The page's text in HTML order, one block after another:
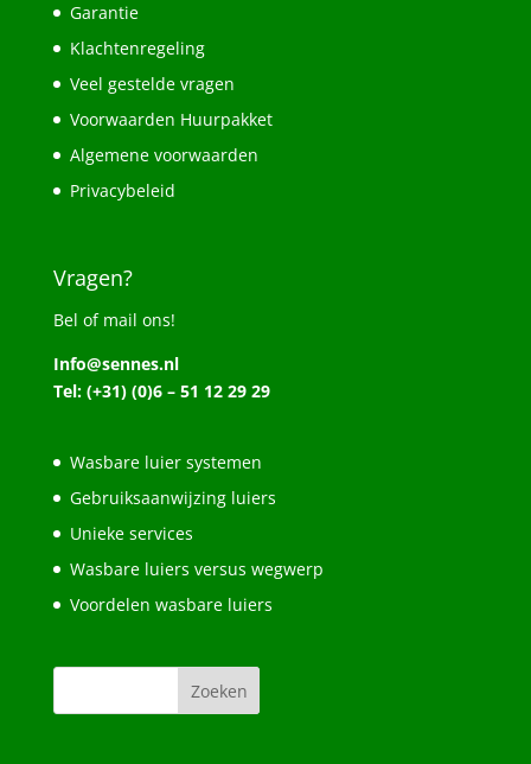
Garantie
Klachtenregeling
Veel gestelde vragen
Voorwaarden Huurpakket
Algemene voorwaarden
Privacybeleid
Vragen?
Bel of mail ons!
Info@sennes.nl
Tel: (+31) (0)6 – 51 12 29 29
Wasbare luier systemen
Gebruiksaanwijzing luiers
Unieke services
Wasbare luiers versus wegwerp
Voordelen wasbare luiers